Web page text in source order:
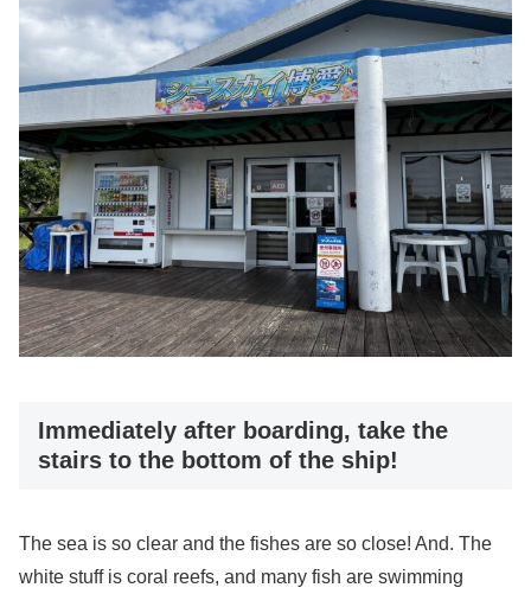
Immediately after boarding, take the
stairs to the bottom of the ship!
The sea is so clear and the fishes are so close! And. The
white stuff is coral reefs, and many fish are swimming